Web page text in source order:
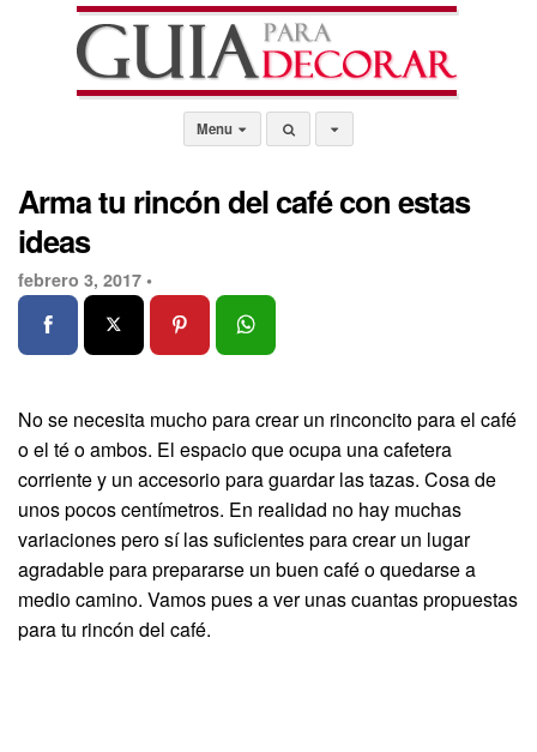
Menu
Arma tu rincón del café con estas
ideas
febrero 3, 2017 •
No se necesita mucho para crear un rinconcito para el café
o el té o ambos. El espacio que ocupa una cafetera
corriente y un accesorio para guardar las tazas. Cosa de
unos pocos centímetros. En realidad no hay muchas
variaciones pero sí las suficientes para crear un lugar
agradable para prepararse un buen café o quedarse a
medio camino. Vamos pues a ver unas cuantas propuestas
para tu rincón del café.